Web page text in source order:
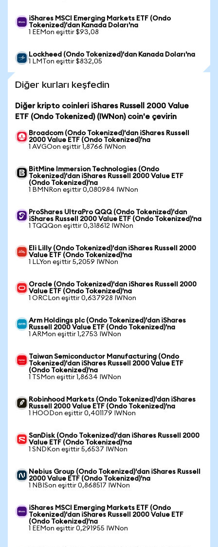
iShares MSCI Emerging Markets ETF (Ondo
Tokenized)'dan Kanada Doları'na
1 EEMon eşittir $93,08
Lockheed (Ondo Tokenized)'dan Kanada Doları'na
1 LMTon eşittir $832,05
Diğer kurları keşfedin
Diğer kripto coinleri iShares Russell 2000 Value
ETF (Ondo Tokenized) (IWNon) coin'e çevirin
Broadcom (Ondo Tokenized)'dan iShares Russell
2000 Value ETF (Ondo Tokenized)'na
1 AVGOon eşittir 1,8766 IWNon
BitMine Immersion Technologies (Ondo
Tokenized)'dan iShares Russell 2000 Value ETF
(Ondo Tokenized)'na
1 BMNRon eşittir 0,080984 IWNon
ProShares UltraPro QQQ (Ondo Tokenized)'dan
iShares Russell 2000 Value ETF (Ondo Tokenized)'na
1 TQQQon eşittir 0,318612 IWNon
Eli Lilly (Ondo Tokenized)'dan iShares Russell 2000
Value ETF (Ondo Tokenized)'na
1 LLYon eşittir 5,2059 IWNon
Oracle (Ondo Tokenized)'dan iShares Russell 2000
Value ETF (Ondo Tokenized)'na
1 ORCLon eşittir 0,637928 IWNon
Arm Holdings plc (Ondo Tokenized)'dan iShares
Russell 2000 Value ETF (Ondo Tokenized)'na
1 ARMon eşittir 1,2753 IWNon
Taiwan Semiconductor Manufacturing (Ondo
Tokenized)'dan iShares Russell 2000 Value ETF
(Ondo Tokenized)'na
1 TSMon eşittir 1,8634 IWNon
Robinhood Markets (Ondo Tokenized)'dan iShares
Russell 2000 Value ETF (Ondo Tokenized)'na
1 HOODon eşittir 0,401179 IWNon
SanDisk (Ondo Tokenized)'dan iShares Russell 2000
Value ETF (Ondo Tokenized)'na
1 SNDKon eşittir 5,6537 IWNon
Nebius Group (Ondo Tokenized)'dan iShares Russell
2000 Value ETF (Ondo Tokenized)'na
1 NBISon eşittir 0,868517 IWNon
iShares MSCI Emerging Markets ETF (Ondo
Tokenized)'dan iShares Russell 2000 Value ETF
(Ondo Tokenized)'na
1 EEMon eşittir 0,291955 IWNon